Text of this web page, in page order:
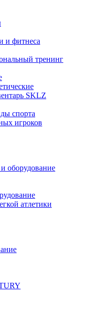
и фитнеса
тренинг
SKLZ
спорта
игроков
оборудование
атлетики